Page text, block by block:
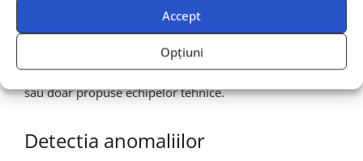
Accept
Opțiuni
Agentul poate sugera reguli noi, transformari
suplimentare sau configuratii alternative pentru
pipeline-uri, bazandu-se pe modele avansate de
optimizare. Aceste recomandari pot fi aplicate automat
sau doar propuse echipelor tehnice.
Detectia anomaliilor